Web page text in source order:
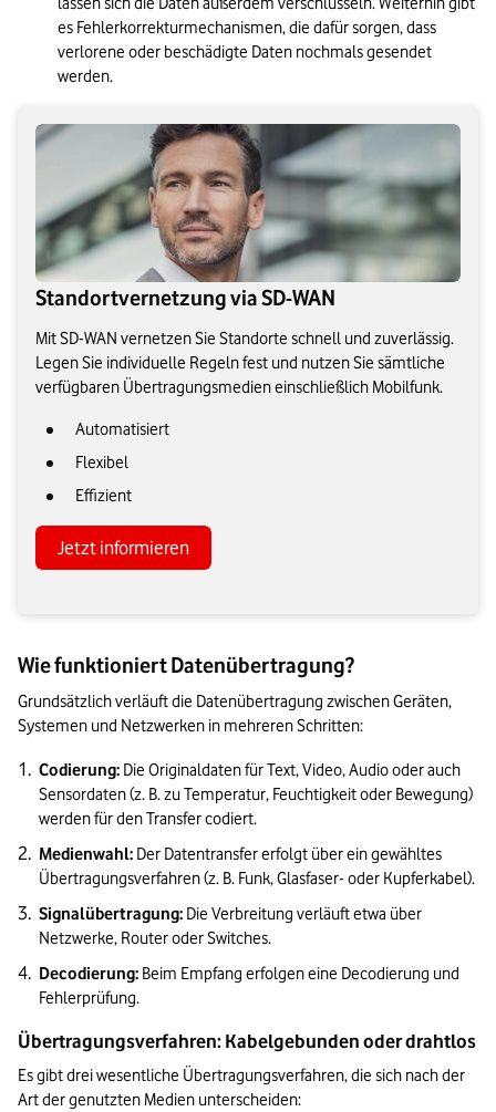
es Fehlerkorrekturmechanismen, die dafür sorgen, dass
verlorene oder beschädigte Daten nochmals gesendet
werden.
Standortvernetzung via SD-WAN
Mit SD-WAN vernetzen Sie Standorte schnell und zuverlässig.
Legen Sie individuelle Regeln fest und nutzen Sie sämtliche
verfügbaren Übertragungsmedien einschließlich Mobilfunk.
Automatisiert
Flexibel
Effizient
Jetzt informieren
Wie funktioniert Datenübertragung?
Grundsätzlich verläuft die Datenübertragung zwischen Geräten,
Systemen und Netzwerken in mehreren Schritten:
Codierung: Die Originaldaten für Text, Video, Audio oder auch
Sensordaten (z. B. zu Temperatur, Feuchtigkeit oder Bewegung)
werden für den Transfer codiert.
Medienwahl: Der Datentransfer erfolgt über ein gewähltes
Übertragungsverfahren (z. B. Funk, Glasfaser- oder Kupferkabel).
Signalübertragung: Die Verbreitung verläuft etwa über
Netzwerke, Router oder Switches.
Decodierung: Beim Empfang erfolgen eine Decodierung und
Fehlerprüfung.
Übertragungsverfahren: Kabelgebunden oder drahtlos
Es gibt drei wesentliche Übertragungsverfahren, die sich nach der
Art der genutzten Medien unterscheiden: